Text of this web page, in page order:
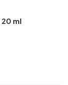
ml